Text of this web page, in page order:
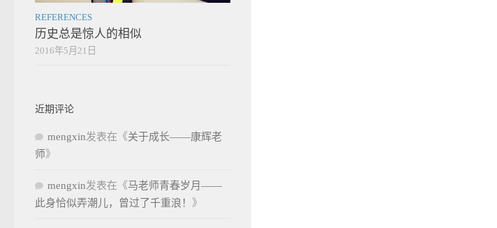
REFERENCES
历史总是惊人的相似
2016年5月21日
近期评论
mengxin发表在《关于成长——康辉老
师》
mengxin发表在《马老师青春岁月——
此身恰似弄潮儿，曾过了千重浪！ 》